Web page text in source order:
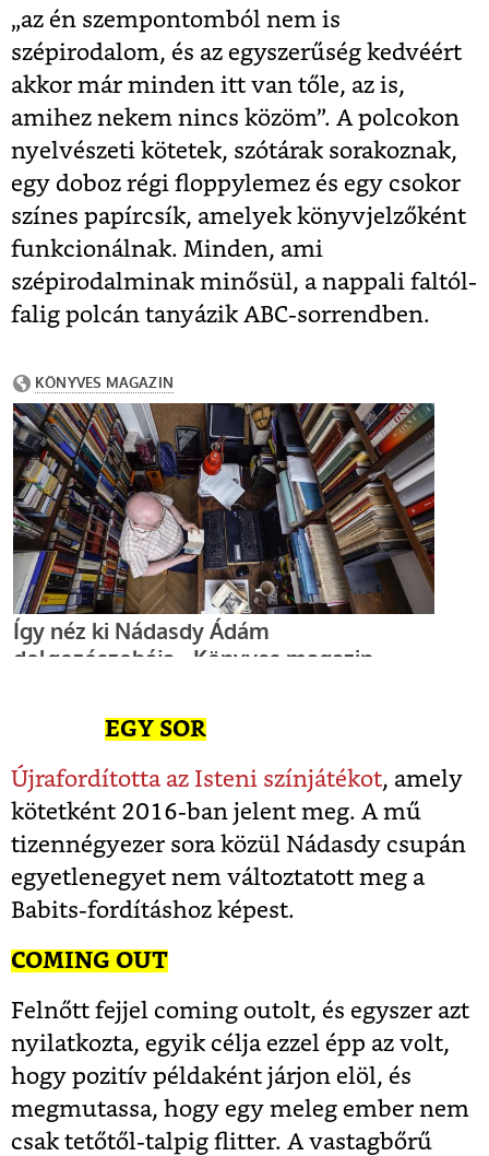
„az én szempontomból nem is
szépirodalom, és az egyszerűség kedvéért
akkor már minden itt van tőle, az is,
amihez nekem nincs közöm”. A polcokon
nyelvészeti kötetek, szótárak sorakoznak,
egy doboz régi floppylemez és egy csokor
színes papírcsík, amelyek könyvjelzőként
funkcionálnak. Minden, ami
szépirodalminak minősül, a nappali faltól-
falig polcán tanyázik ABC-sorrendben.
EGY SOR
Újrafordította az Isteni színjátékot, amely
kötetként 2016-ban jelent meg. A mű
tizennégyezer sora közül Nádasdy csupán
egyetlenegyet nem változtatott meg a
Babits-fordításhoz képest.
COMING OUT
Felnőtt fejjel coming outolt, és egyszer azt
nyilatkozta, egyik célja ezzel épp az volt,
hogy pozitív példaként járjon elöl, és
megmutassa, hogy egy meleg ember nem
csak tetőtől-talpig flitter. A vastagbőrű